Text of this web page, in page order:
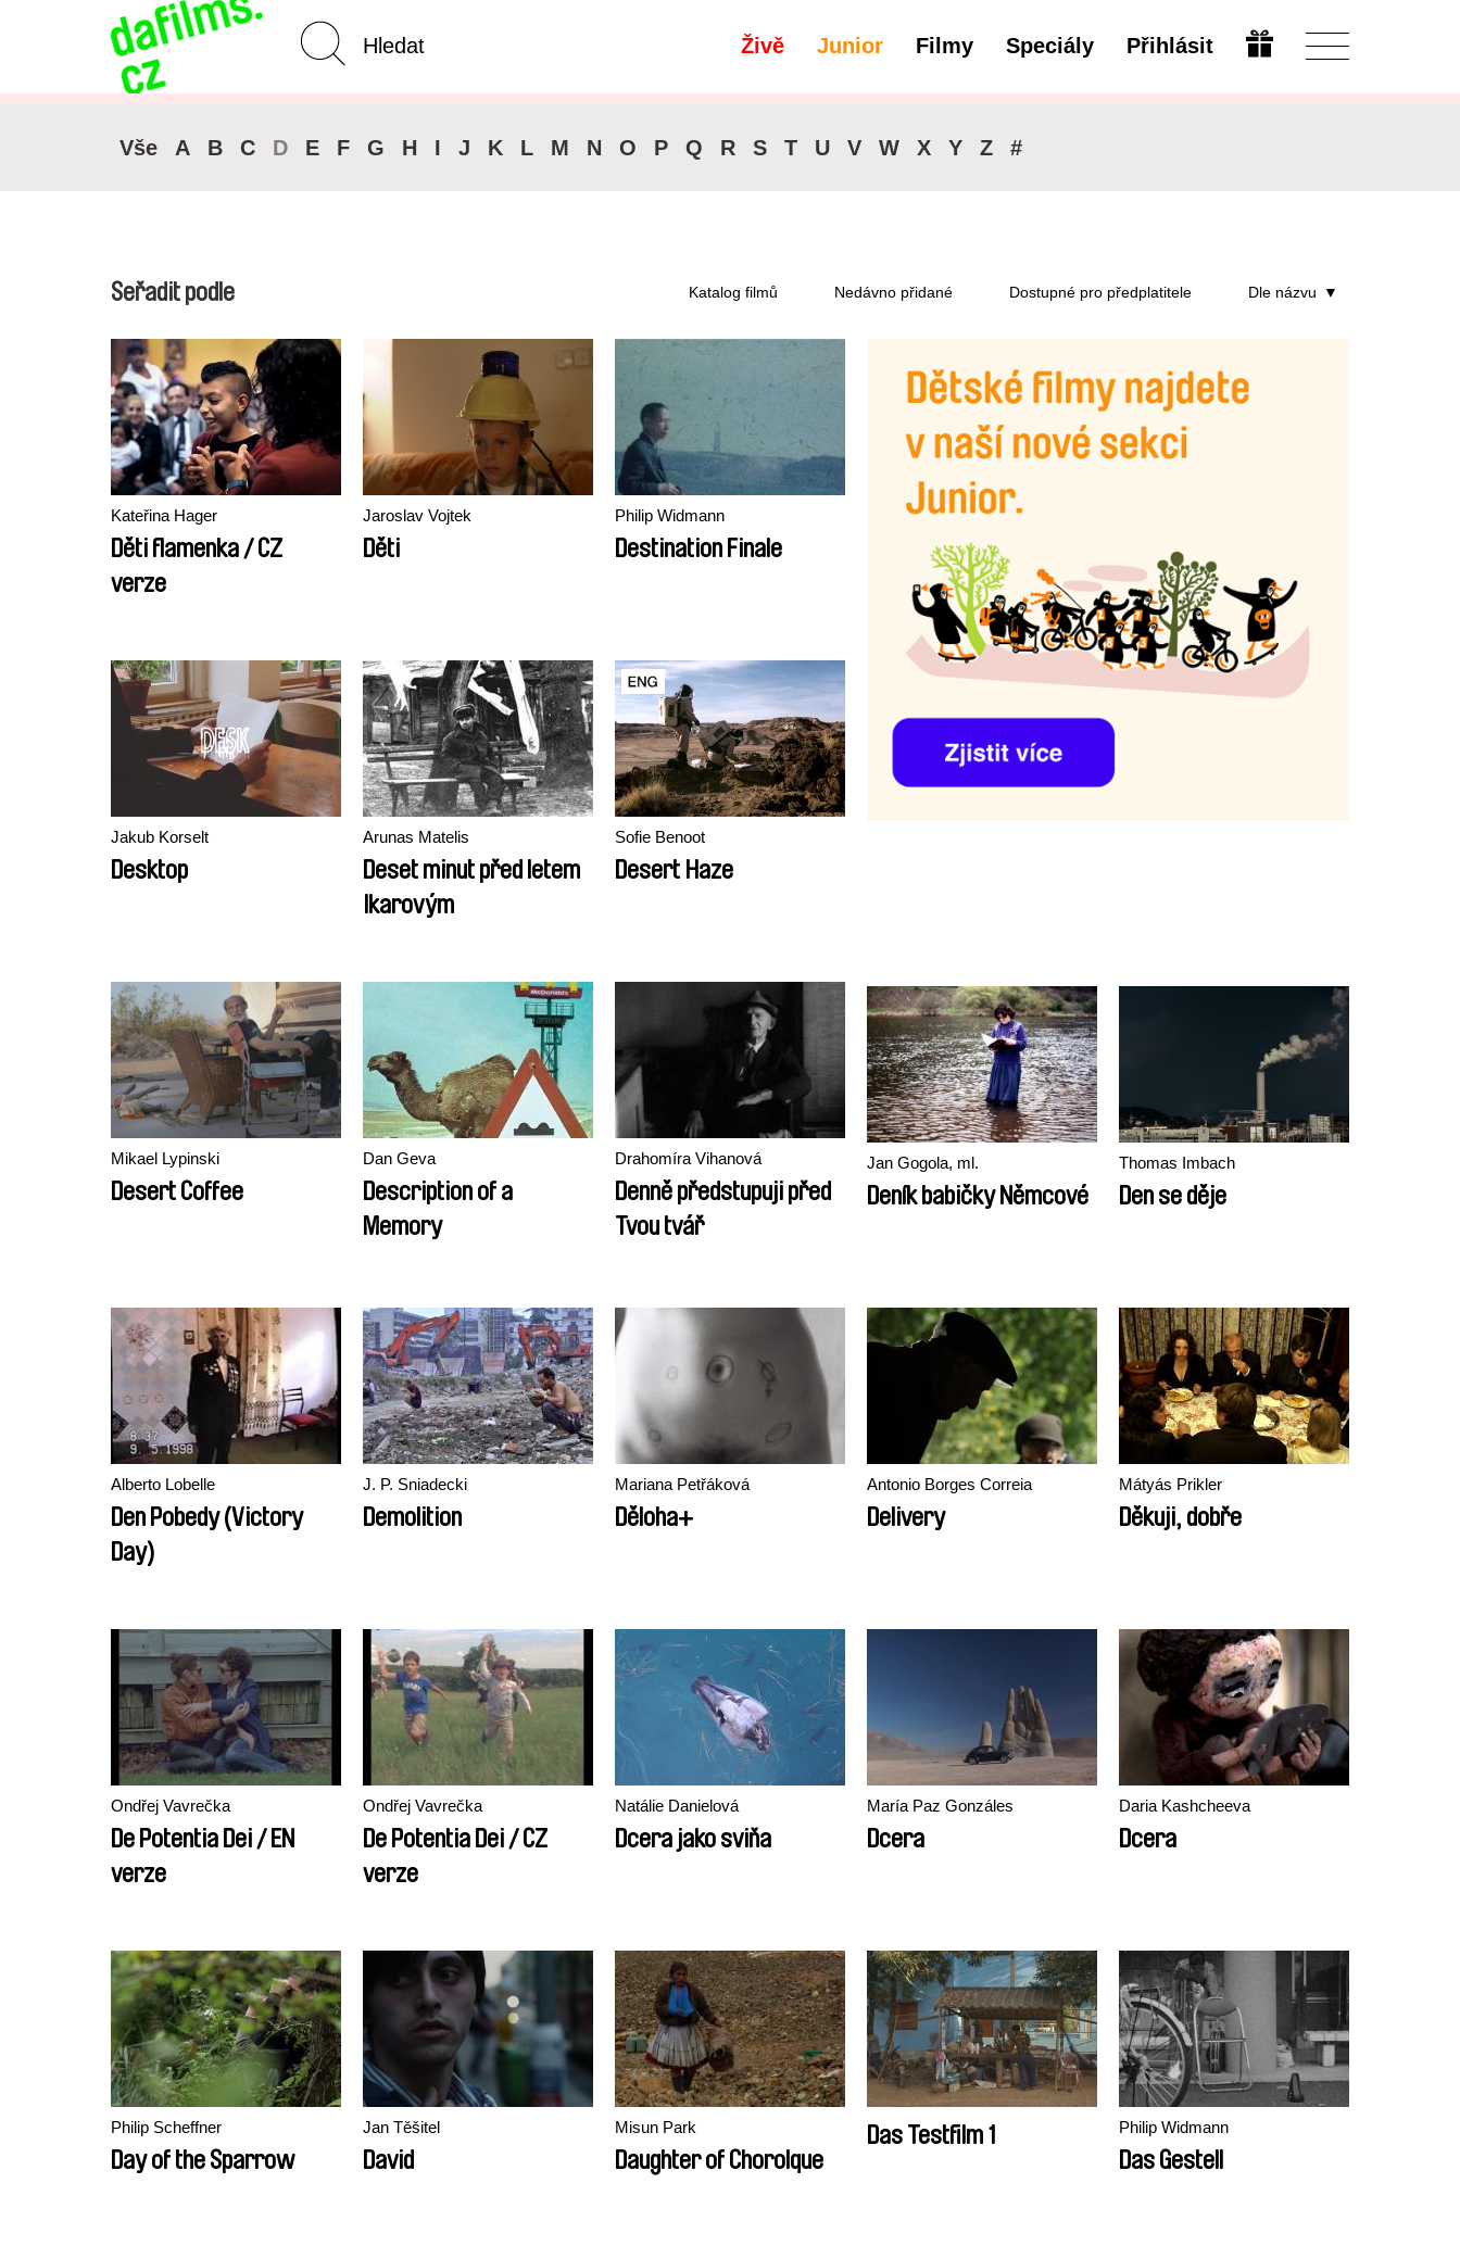
Živě Junior Filmy Speciály Přihlásit
Pokročilé vyhledávání Upravit
Vše A B C D E F G H I J K L M N O P Q R S T U V W X Y Z #
Seřadit podle Katalog filmů Nedávno přidané Dostupné pro předplatitele Dle názvu
Kateřina Hager
Děti flamenka / CZ
verze
Jaroslav Vojtek
Děti
Philip Widmann
Destination Finale
Jakub Korselt
Desktop
Arunas Matelis
Deset minut před letem
Ikarovým
Sofie Benoot
Desert Haze
Mikael Lypinski
Desert Coffee
Dan Geva
Description of a
Memory
Drahomíra Vihanová
Denně předstupuji před
Tvou tvář
Jan Gogola, ml.
Deník babičky Němcové
Thomas Imbach
Den se děje
Alberto Lobelle
Den Pobedy (Victory
Day)
J. P. Sniadecki
Demolition
Mariana Petřáková
Děloha+
Antonio Borges Correia
Delivery
Mátyás Prikler
Děkuji, dobře
Ondřej Vavrečka
De Potentia Dei / EN
verze
Ondřej Vavrečka
De Potentia Dei / CZ
verze
Natálie Danielová
Dcera jako sviňa
María Paz Gonzáles
Dcera
Daria Kashcheeva
Dcera
Philip Scheffner
Day of the Sparrow
Jan Těšitel
David
Misun Park
Daughter of Chorolque
Das Testfilm 1 Philip Widmann
Das Gestell